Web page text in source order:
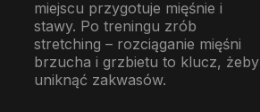
miejscu przygotuje mięśnie i
stawy. Po treningu zrób
stretching – rozciąganie mięśni
brzucha i grzbietu to klucz, żeby
uniknąć zakwasów.